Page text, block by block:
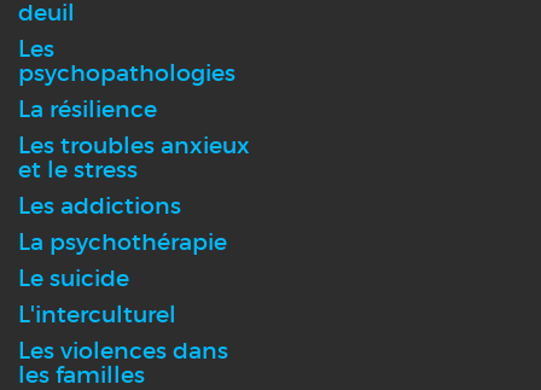
deuil
Les
psychopathologies
La résilience
Les troubles anxieux
et le stress
Les addictions
La psychothérapie
Le suicide
L'interculturel
Les violences dans
les familles